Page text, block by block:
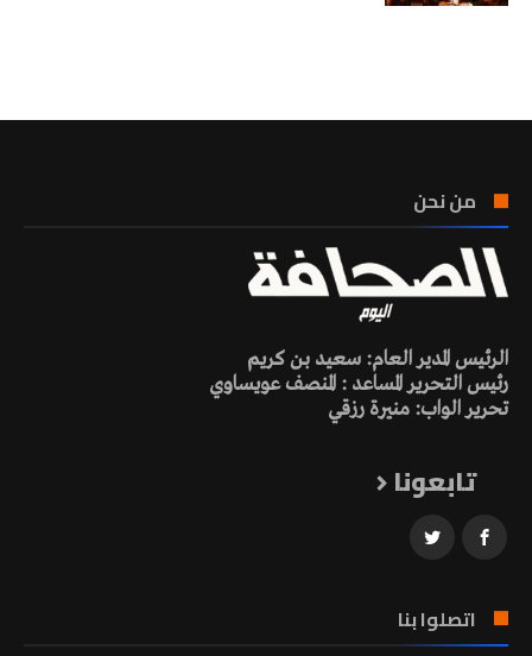
من نحن
الرئيس المدير العام: سعيد بن كريم
رئيس التحرير المساعد : المنصف عويساوي
تحرير الواب: منيرة رزقي
تابعونا
اتصلوا بنا